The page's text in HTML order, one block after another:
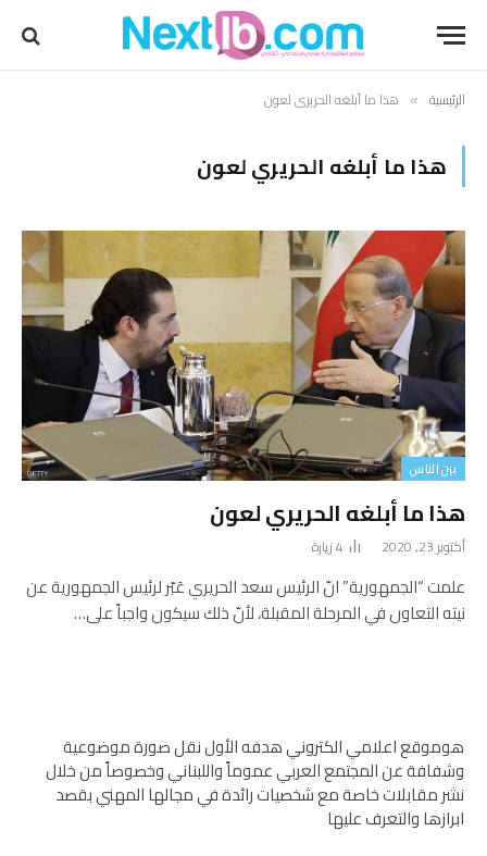
الرئيسية » هذا ما أبلغه الحريري لعون
هذا ما أبلغه الحريري لعون
بين الناس
هذا ما أبلغه الحريري لعون
أكتوبر 23, 2020 4زيارة
علمت “الجمهورية” انّ الرئيس سعد الحريري عَبّر لرئيس الجمهورية عن
نيته التعاون في المرحلة المقبلة، لأنّ ذلك سيكون واجباً على…
هوموقع اعلامي الكتروني هدفه الأول نقل صورة موضوعية
وشفافة عن المجتمع العربي عموماً واللبناني وخصوصاً من خلال
نشر مقابلات خاصة مع شخصيات رائدة في مجالها المهني بقصد
ابرازها والتعرف عليها